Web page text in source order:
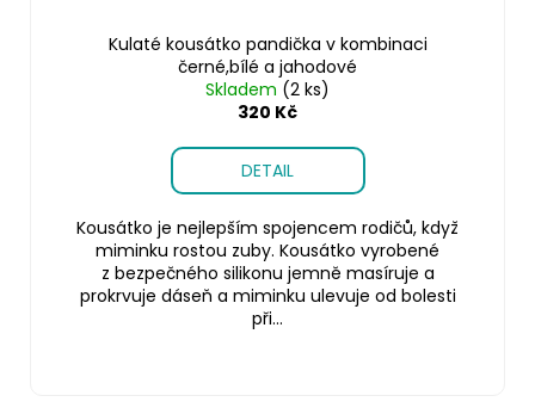
Kulaté kousátko pandička v kombinaci
černé,bílé a jahodové
Skladem (2 ks)
320 Kč
DETAIL
Kousátko je nejlepším spojencem rodičů, když
miminku rostou zuby. Kousátko vyrobené
z bezpečného silikonu jemně masíruje a
prokrvuje dáseň a miminku ulevuje od bolesti
při...